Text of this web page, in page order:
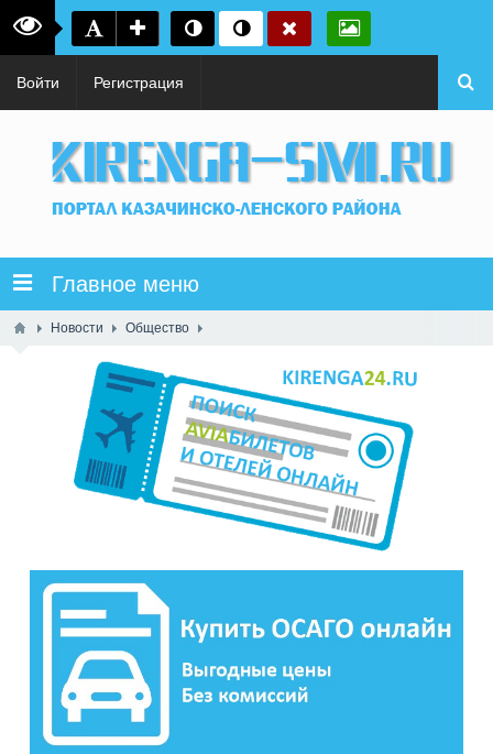
Войти Регистрация
Главное меню
Новости Общество